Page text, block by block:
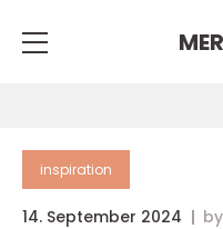
inspiration
14. September 2024 by